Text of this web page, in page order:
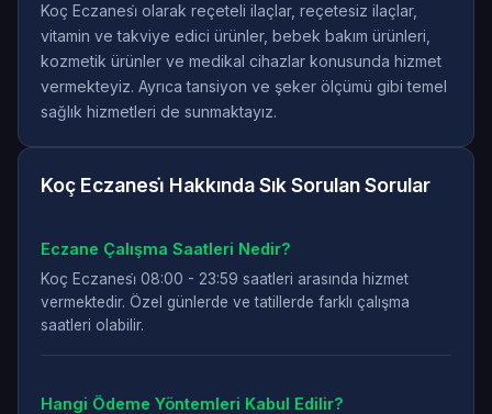
Koç Eczanesi̇ olarak reçeteli ilaçlar, reçetesiz ilaçlar,
vitamin ve takviye edici ürünler, bebek bakım ürünleri,
kozmetik ürünler ve medikal cihazlar konusunda hizmet
vermekteyiz. Ayrıca tansiyon ve şeker ölçümü gibi temel
sağlık hizmetleri de sunmaktayız.
Koç Eczanesi̇ Hakkında Sık Sorulan Sorular
Eczane Çalışma Saatleri Nedir?
Koç Eczanesi̇ 08:00 - 23:59 saatleri arasında hizmet
vermektedir. Özel günlerde ve tatillerde farklı çalışma
saatleri olabilir.
Hangi Ödeme Yöntemleri Kabul Edilir?